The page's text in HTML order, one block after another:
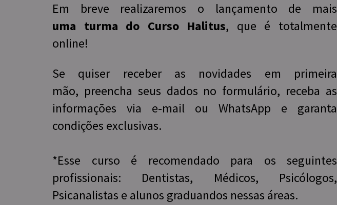
Em breve realizaremos o lançamento de mais
uma turma do Curso Halitus, que é totalmente
online!
Se quiser receber as novidades em primeira
mão, preencha seus dados no formulário, receba as
informações via e-mail ou WhatsApp e garanta
condições exclusivas.
*Esse curso é recomendado para os seguintes
profissionais: Dentistas, Médicos, Psicólogos,
Psicanalistas e alunos graduandos nessas áreas.